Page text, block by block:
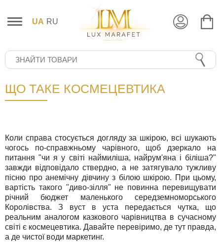
UA RU
ЩО ТАКЕ КОСМЕЦЕВТИКА
Коли справа стосується догляду за шкірою, всі шукають
чогось по-справжньому чарівного, щоб дзеркало на
питання "чи я у світі наймиліша, найрум'яна і біліша?"
завжди відповідало ствердно, а не затягувало тужливу
пісню про анемічну дівчину з білою шкірою. При цьому,
вартість такого "диво-зілля" не повинна перевищувати
річний бюджет маленького середземноморського
Королівства. З вуст в уста передається чутка, що
реальним аналогом казкового чарівництва в сучасному
світі є космецевтика. Давайте перевіримо, де тут правда,
а де чистої води маркетинг.